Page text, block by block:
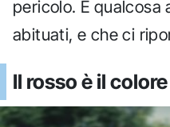
pericolo. È qualcosa
abituati, e che ci
Il rosso è il